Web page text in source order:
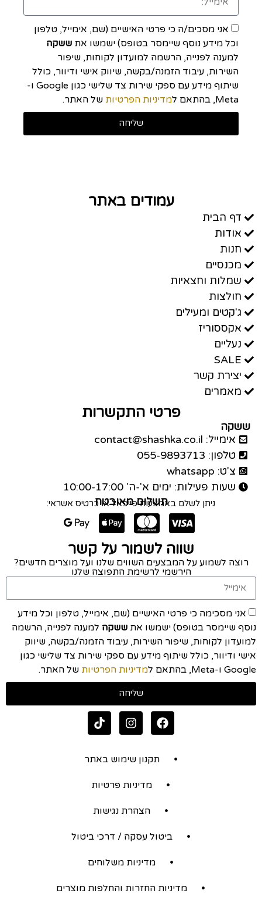
אני מסכים/ה כי פרטי האישיים (שם, אימייל, טלפון
וכל מידע נוסף שיימסר בטופס) ישמשו את ששקה
למענה לפנייה, הרשמה למועדון לקוחות, שיפור
השירות, עיבוד הזמנה/בקשה, שיווק אישי ודיוור, כולל
שיתוף מידע עם ספקי שירות צד שלישי כגון Google ו-
Meta, בהתאם ל
מדיניות הפרטיות של האתר.
שליחה
עמודים באתר
דף הבית
אודות
חנות
מכנסיים
שמלות וחצאיות
חולצות
ג'קטים ומעילים
אקססוריז
נעליים
SALE
יצירת קשר
מאמרים
פרטי התקשרות
ששקה
אימייל: contact@shashka.co.il
טלפון: 055-9893713
צ'ט: whatsapp
שעות פעילות: ימים א'-ה' 10:00-17:00
תשלום מאובטח
ניתן לשלם באמצעות פייפאל או כרטיס אשראי:
שווה לשמור על קשר
רוצה לשמוע על המבצעים השווים שלנו ועל מוצרים חדשים?
הירשמי לרשימת התפוצה שלנו
אני מסכימה כי פרטי האישיים (שם, אימייל, טלפון וכל מידע
נוסף שיימסר בטופס) ישמשו את ששקה למענה לפנייה, הרשמה
למועדון לקוחות, שיפור השירות, עיבוד הזמנה/בקשה, שיווק
אישי ודיוור, כולל שיתוף מידע עם ספקי שירות צד שלישי כגון
Google ו-Meta, בהתאם ל
מדיניות הפרטיות של האתר.
שליחה
תקנון שימוש באתר
מדיניות פרטיות
הצהרת נגישות
ביטול עסקה / דרכי ביטול
מדיניות משלוחים
מדיניות החזרות והחלפות מוצרים